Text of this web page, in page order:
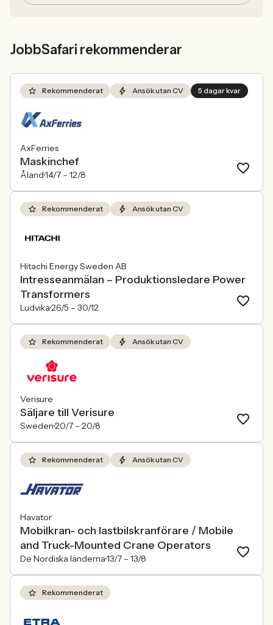
JobbSafari rekommenderar
Rekommenderat Ansök utan CV 5 dagar kvar
AxFerries
Maskinchef
Åland14/7 – 12/8
Rekommenderat Ansök utan CV
Hitachi Energy Sweden AB
Intresseanmälan – Produktionsledare Power
Transformers
Ludvika26/5 – 30/12
Rekommenderat Ansök utan CV
Verisure
Säljare till Verisure
Sweden20/7 – 20/8
Rekommenderat Ansök utan CV
Havator
Mobilkran- och lastbilskranförare / Mobile
and Truck-Mounted Crane Operators
De Nordiska länderna13/7 – 13/8
Rekommenderat